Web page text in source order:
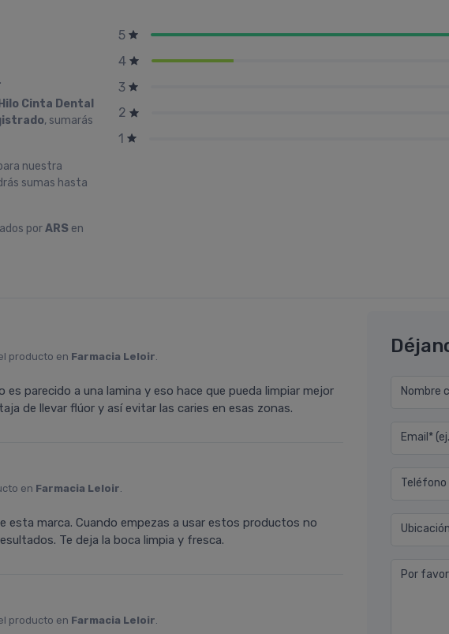
Cinta Dental
, sumarás
nuestra
sumas hasta
porARS en
5
4
3
2
1
producto en Farmacia Leloir.
parecido a una lamina y eso hace que pueda limpiar mejor
de llevar flúor y así evitar las caries en esas zonas.
en Farmacia Leloir.
marca. Cuando empezas a usar estos productos no
Te deja la boca limpia y fresca.
producto en Farmacia Leloir.
Nombre
Email*
Teléfono
Ubicación
Por